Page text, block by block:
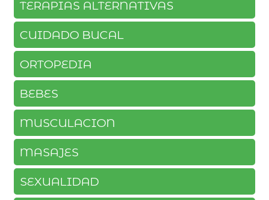
TERAPIAS ALTERNATIVAS
CUIDADO BUCAL
ORTOPEDIA
BEBES
MUSCULACION
MASAJES
SEXUALIDAD